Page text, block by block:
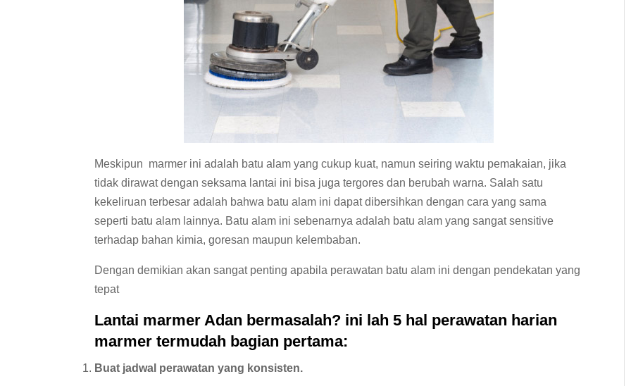
Meskipun marmer ini adalah batu alam yang cukup kuat, namun seiring waktu pemakaian, jika
tidak dirawat dengan seksama lantai ini bisa juga tergores dan berubah warna. Salah satu
kekeliruan terbesar adalah bahwa batu alam ini dapat dibersihkan dengan cara yang sama
seperti batu alam lainnya. Batu alam ini sebenarnya adalah batu alam yang sangat sensitive
terhadap bahan kimia, goresan maupun kelembaban.
Dengan demikian akan sangat penting apabila perawatan batu alam ini dengan pendekatan yang
tepat
Lantai marmer Adan bermasalah? ini lah 5 hal perawatan harian
marmer termudah bagian pertama:
Buat jadwal perawatan yang konsisten.